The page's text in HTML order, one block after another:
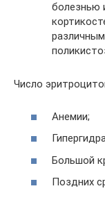
болезнью
Число
Анемии;
Большой
Поздних